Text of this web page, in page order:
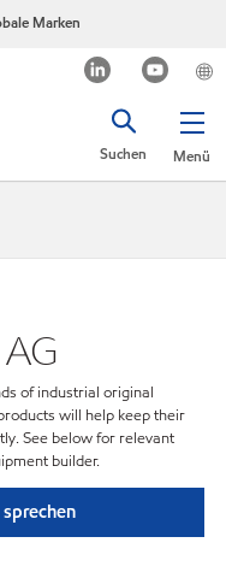
Marken
Menü
Suchen
of industrial original
will help keep their
See below for relevant
builder.